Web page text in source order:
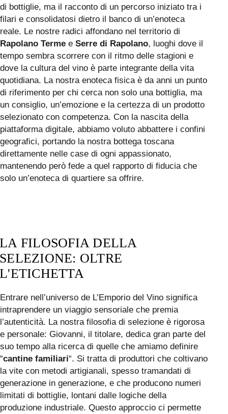
di bottiglie, ma il racconto di un percorso iniziato tra i
filari e consolidatosi dietro il banco di un’enoteca
reale. Le nostre radici affondano nel territorio di
Rapolano Terme e Serre di Rapolano, luoghi dove il
tempo sembra scorrere con il ritmo delle stagioni e
dove la cultura del vino è parte integrante della vita
quotidiana. La nostra enoteca fisica è da anni un punto
di riferimento per chi cerca non solo una bottiglia, ma
un consiglio, un’emozione e la certezza di un prodotto
selezionato con competenza. Con la nascita della
piattaforma digitale, abbiamo voluto abbattere i confini
geografici, portando la nostra bottega toscana
direttamente nelle case di ogni appassionato,
mantenendo però fede a quel rapporto di fiducia che
solo un’enoteca di quartiere sa offrire.
LA FILOSOFIA DELLA
SELEZIONE: OLTRE
L'ETICHETTA
Entrare nell’universo de L’Emporio del Vino significa
intraprendere un viaggio sensoriale che premia
l’autenticità. La nostra filosofia di selezione è rigorosa
e personale: Giovanni, il titolare, dedica gran parte del
suo tempo alla ricerca di quelle che amiamo definire
“cantine familiari“. Si tratta di produttori che coltivano
la vite con metodi artigianali, spesso tramandati di
generazione in generazione, e che producono numeri
limitati di bottiglie, lontani dalle logiche della
produzione industriale. Questo approccio ci permette